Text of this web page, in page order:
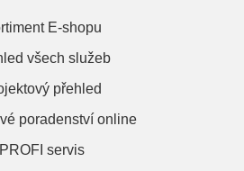
E-shopu
všech služeb
přehled
poradenství online
PROFI servis